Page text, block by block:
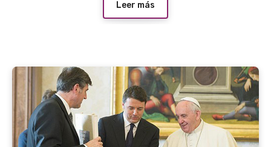
Leer más